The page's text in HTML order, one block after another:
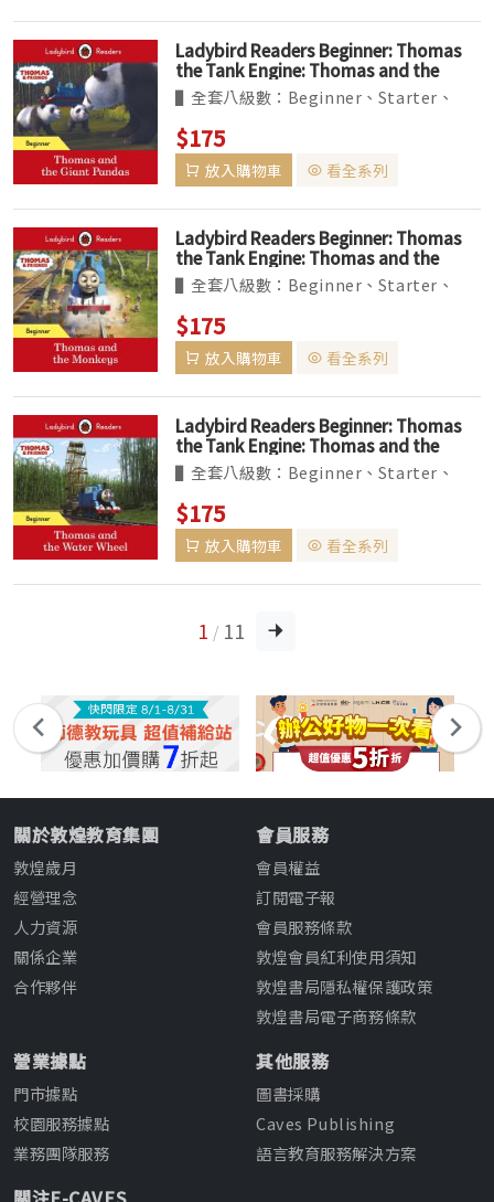
Ladybird Readers Beginner: Thomas
the Tank Engine: Thomas and the
Giant Pandas
▌全套八級數：Beginner、Starter、
Levels1~6。收錄經典、真實題材改編的故
事，及最夯的卡通人物如粉紅豬小妹等。
▌BBC Earth 系列為 non-fiction 讀本，
$175
放入購物車 看全系列
Ladybird Readers Beginner: Thomas
the Tank Engine: Thomas and the
Monkeys
▌全套八級數：Beginner、Starter、
Levels1~6。收錄經典、真實題材改編的故
事，及最夯的卡通人物如粉紅豬小妹等。
▌BBC Earth 系列為 non-fiction 讀本，
$175
放入購物車 看全系列
Ladybird Readers Beginner: Thomas
the Tank Engine: Thomas and the
Water Wheel
▌全套八級數：Beginner、Starter、
Levels1~6。收錄經典、真實題材改編的故
事，及最夯的卡通人物如粉紅豬小妹等。
▌BBC Earth 系列為 non-fiction 讀本，
$175
放入購物車 看全系列
1 / 11
關於敦煌教育集團
敦煌歲月
經營理念
人力資源
關係企業
合作夥伴
會員服務
會員權益
訂閱電子報
會員服務條款
敦煌會員紅利使用須知
敦煌書局隱私權保護政策
敦煌書局電子商務條款
營業據點
門市據點
校園服務據點
業務團隊服務
其他服務
圖書採購
Caves Publishing
語言教育服務解決方案